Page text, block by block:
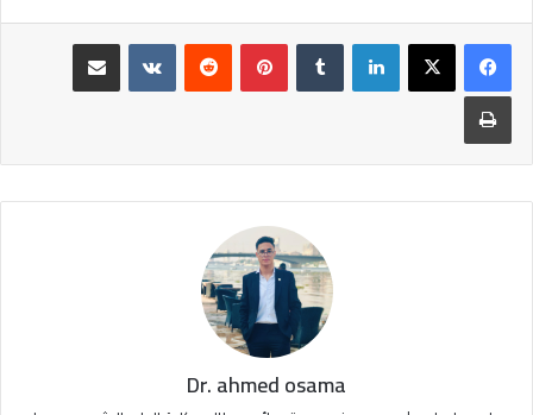
لينكدإن بينتيريست
مشاركة عبر البريد
طباعة
Dr. ahmed osama